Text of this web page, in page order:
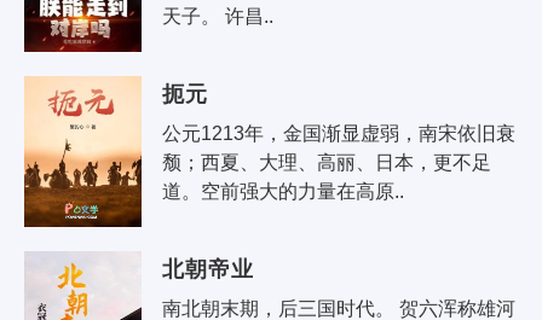
天子。 许昌..
扼元
公元1213年，金国渐显虚弱，南宋依旧衰
颓；西夏、大理、高丽、日本，更不足
道。空前强大的力量在高原..
北朝帝业
南北朝末期，后三国时代。 贺六浑称雄河